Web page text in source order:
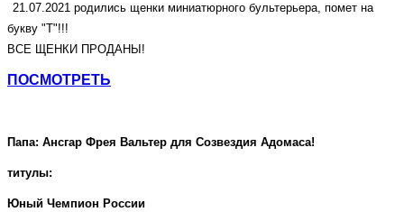
21.07.2021 родились щенки миниатюрного бультерьера, помет на
букву "Т"!!!
ВСЕ ЩЕНКИ ПРОДАНЫ!
ПОСМОТРЕТЬ
Папа: Ансгар Фрея Вальтер для Созвездия Адомаса!
титулы:
Юный Чемпион России